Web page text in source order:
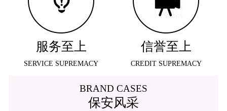
服务至上
SERVICE SUPREMACY
信誉至上
CREDIT SUPREMACY
BRAND CASES
保安风采